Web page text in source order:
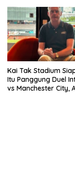
Kai Tak Stadium
Itu Panggung Duel
vs Manchester City,